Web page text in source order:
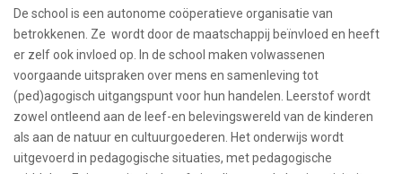
De school is een autonome coöperatieve organisatie van
betrokkenen. Ze wordt door de maatschappij beïnvloed en heeft
er zelf ook invloed op. In de school maken volwassenen
voorgaande uitspraken over mens en samenleving tot
(ped)agogisch uitgangspunt voor hun handelen. Leerstof wordt
zowel ontleend aan de leef-en belevingswereld van de kinderen
als aan de natuur en cultuurgoederen. Het onderwijs wordt
uitgevoerd in pedagogische situaties, met pedagogische